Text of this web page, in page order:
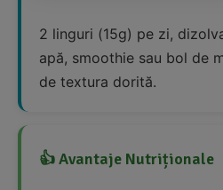
2 linguri (15g) pe zi,
apă, smoothie sau bol de
de textura dorită.
👍 Avantaje Nutriționale